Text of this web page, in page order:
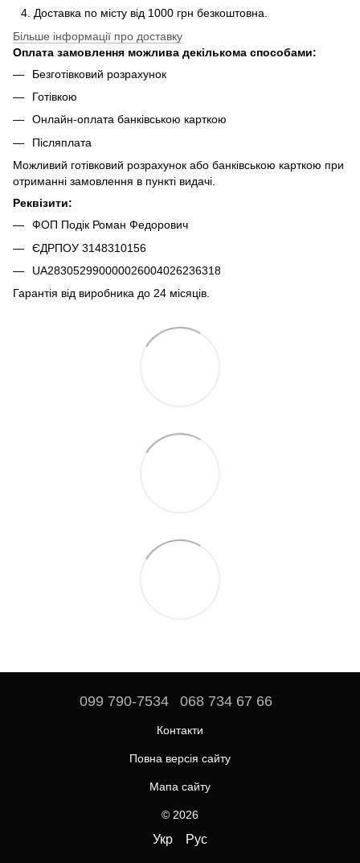
Доставка по місту від 1000 грн безкоштовна.
Більше інформації про доставку
Оплата замовлення можлива декількома способами:
Безготівковий розрахунок
Готівкою
Онлайн-оплата банківською карткою
Післяплата
Можливий готівковий розрахунок або банківською карткою при
отриманні замовлення в пункті видачі.
Реквізити:
ФОП Подік Роман Федорович
ЄДРПОУ 3148310156
UA283052990000026004026236318
Гарантія від виробника до 24 місяців.
099 790-7534 068 734 67 66
Контакти
Повна версія сайту
Мапа сайту
© 2026
Укр Рус